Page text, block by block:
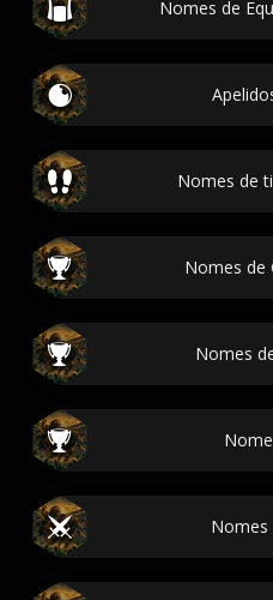
Nomes de
Nomes de
Nomes de
Nomes
Nomes